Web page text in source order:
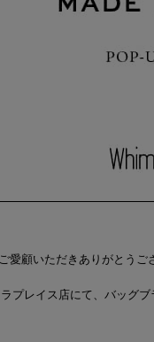
愛顧いただきありがとうご
プレイス店にて、バッグ